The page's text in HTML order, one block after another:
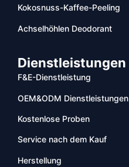
Kokosnuss-Kaffee-Peeling
Achselhöhlen Deodorant
Dienstleistungen
F&E-Dienstleistung
OEM&ODM Dienstleistungen
Kostenlose Proben
Service nach dem Kauf
Herstellung